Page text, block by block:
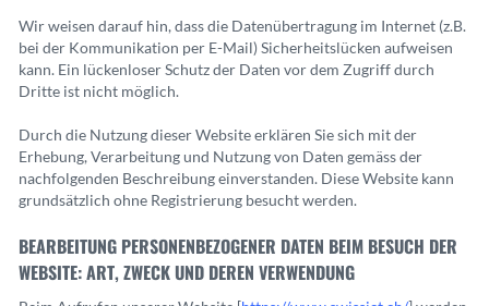
Wir weisen darauf hin, dass die Datenübertragung im Internet (z.B.
bei der Kommunikation per E-Mail) Sicherheitslücken aufweisen
kann. Ein lückenloser Schutz der Daten vor dem Zugriff durch
Dritte ist nicht möglich.
Durch die Nutzung dieser Website erklären Sie sich mit der
Erhebung, Verarbeitung und Nutzung von Daten gemäss der
nachfolgenden Beschreibung einverstanden. Diese Website kann
grundsätzlich ohne Registrierung besucht werden.
BEARBEITUNG PERSONENBEZOGENER DATEN BEIM BESUCH DER
WEBSITE: ART, ZWECK UND DEREN VERWENDUNG